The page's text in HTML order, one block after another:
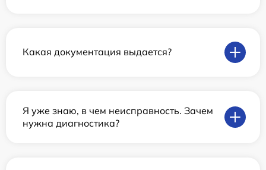
Какая документация выдается?
Я уже знаю, в чем неисправность. Зачем
нужна диагностика?